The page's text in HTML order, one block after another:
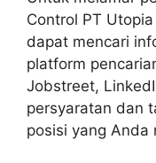
Control PT
dapat mencari
platform
Jobstreet,
persyaratan dan
posisi yang Anda